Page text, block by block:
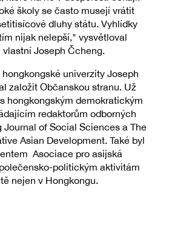
školy se často musejí vrátit
dluhy státu. Vyhlídky
nijak nelepší," vysvětloval
Joseph Čcheng.
univerzity Joseph
založit Občanskou stranu. Už
hongkongským demokratickým
redaktorům odborných
Journal of Social Sciences a The
Asian Development. Také byl
Asociace pro asijská
politickým aktivitám
nejen v Hongkongu.